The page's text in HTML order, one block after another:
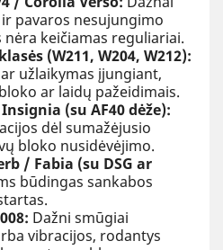
pavaros nesujungimo
keičiamas reguliariai.
(W211, W204, W212):
užlaikymas įjungiant,
ar laidų pažeidimais.
(su AF40 dėže):
dėl sumažėjusio
bloko nusidėvėjimo.
/ Fabia (su DSG ar
būdingas sankabos
Dažni smūgiai
vibracijos, rodantys